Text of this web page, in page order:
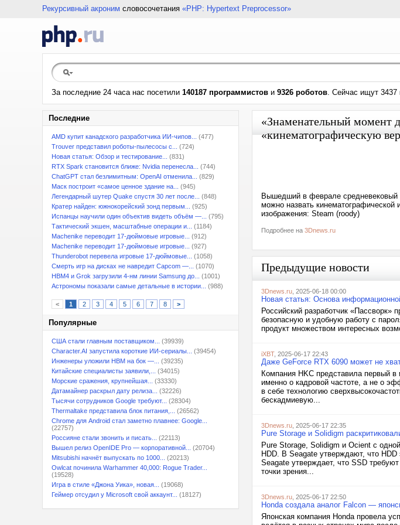
Рекурсивный акроним словосочетания «PHP: Hypertext Preprocessor»
За последние 24 часа нас посетили 140187 программистов и 9326 роботов. Сейчас ищут 3437
Последние
AMD купит канадского разработчика ИИ-чипов...
(477)
Trouver представил роботы-пылесосы с...
(724)
Новая статья: Обзор и тестирование...
(831)
RTX Spark становится ближе: Nvidia перенесла...
(744)
ChatGPT стал безлимитным: OpenAI отменила...
(829)
Маск построит «самое ценное здание на...
(945)
Легендарный шутер Quake спустя 30 лет после...
(848)
Кратер найден: южнокорейский зонд первым...
(925)
Испанцы научили один объектив видеть объём —...
(795)
Тактический экшен, масштабные операции и...
(1184)
Machenike переводит 17-дюймовые игровые...
(912)
Machenike переводит 17-дюймовые игровые...
(927)
Thunderobot перевела игровые 17-дюймовые...
(1058)
Смерть игр на дисках не навредит Capcom —...
(1070)
HBM4 и Grok загрузили 4-нм линии Samsung до...
(1001)
Астрономы показали самые детальные в истории...
(988)
< 1 2 3 4 5 6 7 8 >
Популярные
США стали главным поставщиком...
(39939)
Character.AI запустила короткие ИИ-сериалы...
(39454)
Инженеры уложили HBM на бок —...
(39235)
Китайские специалисты заявили,...
(34015)
Морские сражения, крупнейшая...
(33330)
Датамайнер раскрыл дату релиза...
(32226)
Тысячи сотрудников Google требуют...
(28304)
Thermaltake представила блок питания,...
(26562)
Chrome для Android стал заметно плавнее: Google...
(22757)
Россияне стали звонить и писать...
(22113)
Вышел релиз OpenIDE Pro — корпоративной...
(20704)
Mitsubishi начнёт выпускать по 1000...
(20213)
Owlcat починила Warhammer 40,000: Rogue Trader...
(19528)
Игра в стиле «Джона Уика», новая...
(19068)
Геймер отсудил у Microsoft свой аккаунт...
(18127)
«Знаменательный момент
«кинематографическую
Вышедший в феврале средневековый
можно назвать кинематографической
изображения: Steam (roody)
Подробнее на 3Dnews.ru
Предыдущие новости
3Dnews.ru , 2025-06-18 00:00
Новая статья: Основа
Российский разработчик «Пассворк»
безопасную и удобную работу с
продукт множеством интересных
iXBT, 2025-06-17 22:43
Даже GeForce RTX 6090 может не
Компания HKC представила первый в
именно о кадровой частоте, а не о
в себе технологию
бескадмиевую...
3Dnews.ru , 2025-06-17 22:35
Pure Storage и Solidigm
Pure Storage, Solidigm и Ocient с
HDD. В Seagate утверждают, что
Seagate утверждает, что SSD
точки зрения...
3Dnews.ru , 2025-06-17 22:50
Honda создала аналог Falcon —
Японская компания Honda провела